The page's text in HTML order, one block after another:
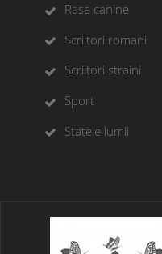
Rase canine
Scriitori romani
Scriitori straini
Sport
Statele lumii